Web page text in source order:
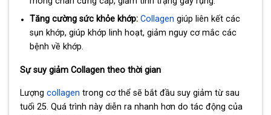
Tăng cường sức khỏe khớp: Collagen giúp liên kết các
sụn khớp, giúp khớp linh hoạt, giảm nguy cơ mắc các
bệnh về khớp.
Sự suy giảm Collagen theo thời gian
Lượng collagen trong cơ thể sẽ bắt đầu suy giảm từ sau
tuổi 25. Quá trình này diễn ra nhanh hơn do tác động của